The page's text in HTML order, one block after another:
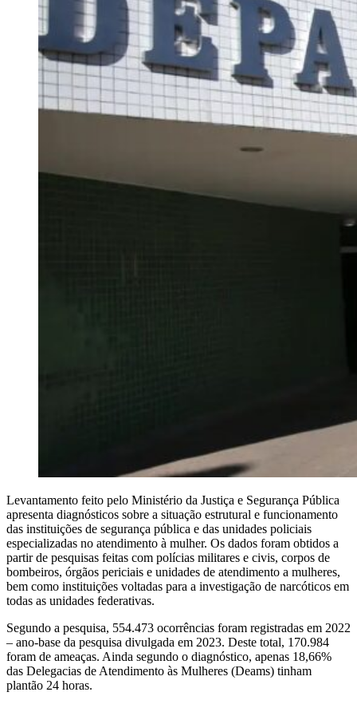
Levantamento feito pelo Ministério da Justiça e Segurança Pública
apresenta diagnósticos sobre a situação estrutural e funcionamento
das instituições de segurança pública e das unidades policiais
especializadas no atendimento à mulher. Os dados foram obtidos a
partir de pesquisas feitas com polícias militares e civis, corpos de
bombeiros, órgãos periciais e unidades de atendimento a mulheres,
bem como instituições voltadas para a investigação de narcóticos em
todas as unidades federativas.
Segundo a pesquisa, 554.473 ocorrências foram registradas em 2022
– ano-base da pesquisa divulgada em 2023. Deste total, 170.984
foram de ameaças. Ainda segundo o diagnóstico, apenas 18,66%
das Delegacias de Atendimento às Mulheres (Deams) tinham
plantão 24 horas.